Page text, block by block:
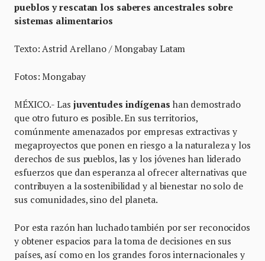
pueblos y rescatan los saberes ancestrales sobre
sistemas alimentarios
Texto: Astrid Arellano / Mongabay Latam
Fotos: Mongabay
MÉXICO.- Las juventudes indígenas han demostrado
que otro futuro es posible. En sus territorios,
comúnmente amenazados por empresas extractivas y
megaproyectos que ponen en riesgo a la naturaleza y los
derechos de sus pueblos, las y los jóvenes han liderado
esfuerzos que dan esperanza al ofrecer alternativas que
contribuyen a la sostenibilidad y al bienestar no solo de
sus comunidades, sino del planeta.
Por esta razón han luchado también por ser reconocidos
y obtener espacios para la toma de decisiones en sus
países, así como en los grandes foros internacionales y